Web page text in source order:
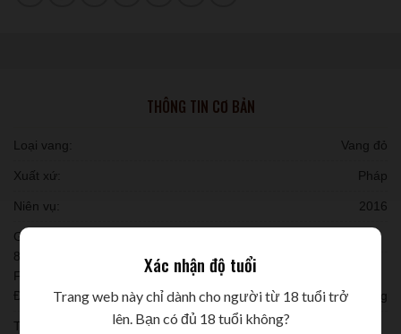
THÔNG TIN CƠ BẢN
Loại vang: Vang đỏ
Xuất xứ: Pháp
Niên vụ: 2016
Giống nho:
80% nho Merlot, 15% Cabernet Sauvignon, 5% nho Cabernet
Franc.
Đóng chai:
12 chai/ thùng
Thời gian ủ:
Xác nhận độ tuổi
Trang web này chỉ dành cho người từ 18 tuổi trở
lên. Bạn có đủ 18 tuổi không?